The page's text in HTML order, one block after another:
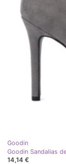
Goodin
Goodin Sandalias
14,14 €